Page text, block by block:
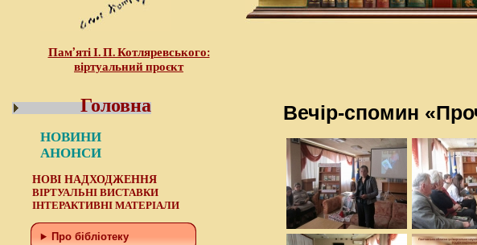
Пам’яті І. П. Котляревського:
віртуальний проєкт
Головна
НОВИНИ
АНОНСИ
НОВІ НАДХОДЖЕННЯ
ВІРТУАЛЬНІ ВИСТАВКИ
ІНТЕРАКТИВНІ МАТЕРІАЛИ
Про бібліотеку
Вечір-спомин